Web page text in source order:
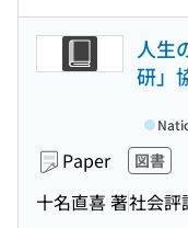
人生
研」
Paper 図書
十名直喜 著社会評